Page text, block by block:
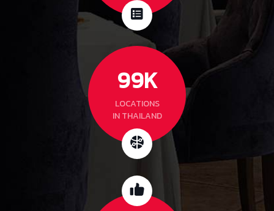
99K
LOCATIONS
IN THAILAND